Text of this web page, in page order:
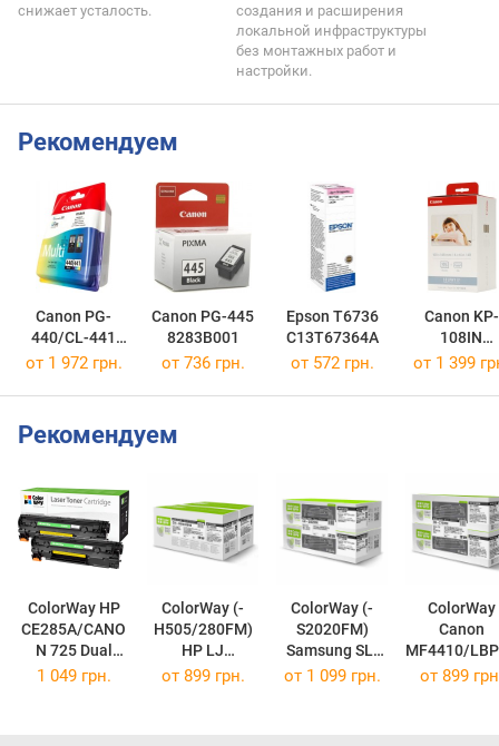
снижает усталость.
создания и расширения
локальной инфраструктуры
без монтажных работ и
настройки.
Рекомендуем
Canon PG-
440/CL-441
MULTI
Canon PG-445
8283B001
Epson T6736
C13T67364A
Canon KP-
108IN
3115B001
от 1 972 грн. от 736 грн. от 572 грн. от 1 399
Рекомендуем
ColorWay HP
CE285A/CANO
N 725 Dual
Pack CW-
ColorWay (-
H505/280FM)
HP LJ
M425DN/425D
ColorWay (-
S2020FM)
Samsung SL-
M2020/2020W/
ColorWay
Canon
MF4410/
00
1 049 грн. от 899 грн. от 1 099 грн. от 899